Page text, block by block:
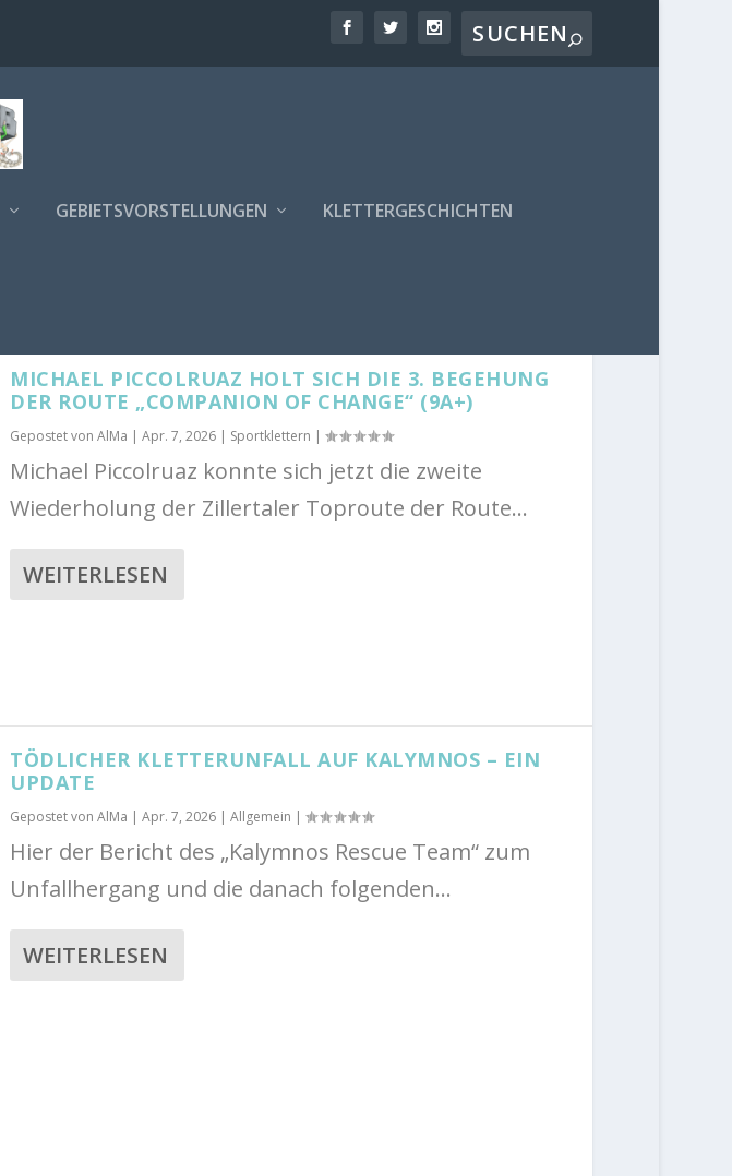
GEBIETSVORSTELLUNGEN KLETTERGESCHICHTEN
MICHAEL PICCOLRUAZ HOLT SICH DIE 3. BEGEHUNG
DER ROUTE „COMPANION OF CHANGE“ (9A+)
Gepostet von AlMa | Apr. 7, 2026 | Sportklettern |
Michael Piccolruaz konnte sich jetzt die zweite
Wiederholung der Zillertaler Toproute der Route...
WEITERLESEN
TÖDLICHER KLETTERUNFALL AUF KALYMNOS – EIN
UPDATE
Gepostet von AlMa | Apr. 7, 2026 | Allgemein |
Hier der Bericht des „Kalymnos Rescue Team“ zum
Unfallhergang und die danach folgenden...
WEITERLESEN